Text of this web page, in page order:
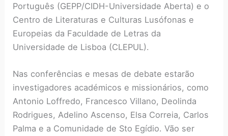
Português (GEPP/CIDH-Universidade Aberta) e o
Centro de Literaturas e Culturas Lusófonas e
Europeias da Faculdade de Letras da
Universidade de Lisboa (CLEPUL).
Nas conferências e mesas de debate estarão
investigadores académicos e missionários, como
Antonio Loffredo, Francesco Villano, Deolinda
Rodrigues, Adelino Ascenso, Elsa Correia, Carlos
Palma e a Comunidade de Sto Egídio. Vão ser